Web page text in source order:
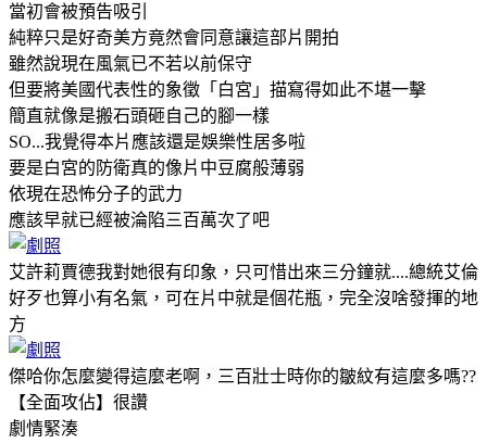
當初會被預告吸引
純粹只是好奇美方竟然會同意讓這部片開拍
雖然說現在風氣已不若以前保守
但要將美國代表性的象徵「白宮」描寫得如此不堪一擊
簡直就像是搬石頭砸自己的腳一樣
SO...我覺得本片應該還是娛樂性居多啦
要是白宮的防衛真的像片中豆腐般薄弱
依現在恐怖分子的武力
應該早就已經被淪陷三百萬次了吧
艾許莉賈德我對她很有印象，只可惜出來三分鐘就....總統艾倫
好歹也算小有名氣，可在片中就是個花瓶，完全沒啥發揮的地
方
傑哈你怎麼變得這麼老啊，三百壯士時你的皺紋有這麼多嗎??
【全面攻佔】很讚
劇情緊湊